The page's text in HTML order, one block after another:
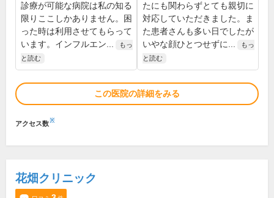
診療が可能な病院は私の知る
限りここしかありません。困
った時は利用させてもらって
います。インフルエン...
もっ
と読む
たにも関わらずとても親切に
対応していただきました。ま
た患者さんも多い日でしたが
いやな顔ひとつせずに...
もっ
と読む
この医院の詳細をみる
アクセス数※
花畑クリニック